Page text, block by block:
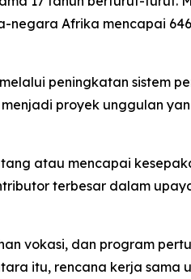
Afrika mencapai
peningkatan sistem
proyek unggulan
atau mencapai
terbesar dalam
vokasi, dan program
itu, rencana kerja sama